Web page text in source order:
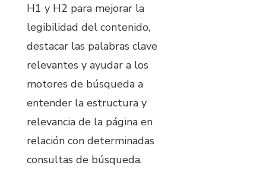
H1 y H2 para mejorar la
legibilidad del contenido,
destacar las palabras clave
relevantes y ayudar a los
motores de búsqueda a
entender la estructura y
relevancia de la página en
relación con determinadas
consultas de búsqueda.